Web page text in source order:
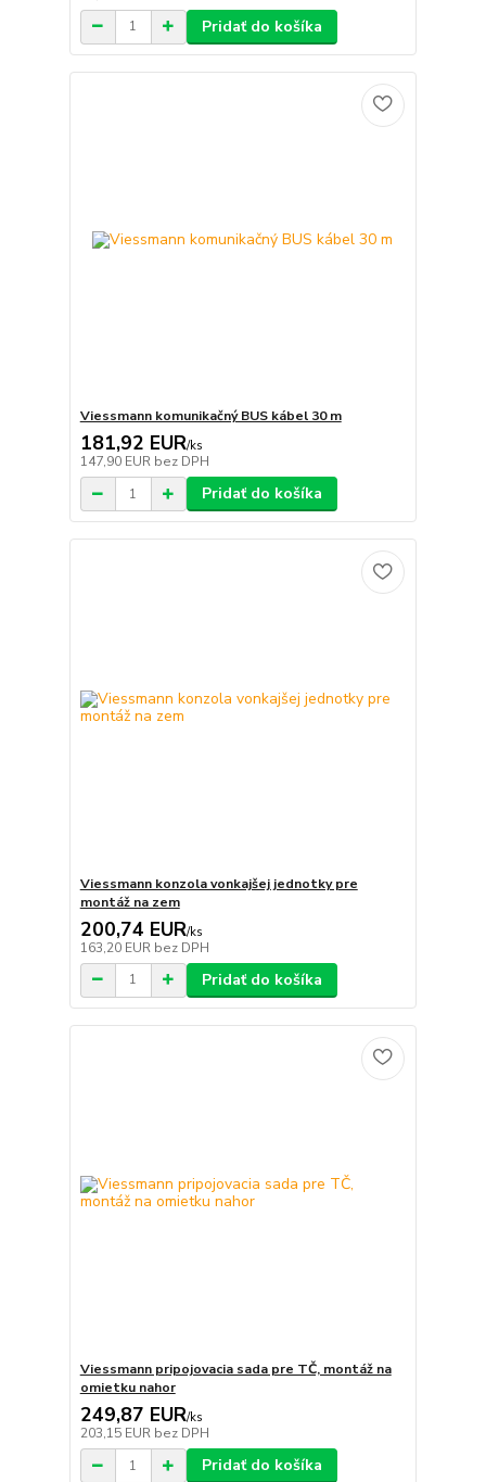
Pridať do košíka
Viessmann komunikačný BUS kábel 30 m
181,92 EUR/ks
147,90 EUR bez DPH
Pridať do košíka
Viessmann konzola vonkajšej jednotky pre
montáž na zem
200,74 EUR/ks
163,20 EUR bez DPH
Pridať do košíka
Viessmann pripojovacia sada pre TČ, montáž na
omietku nahor
249,87 EUR/ks
203,15 EUR bez DPH
Pridať do košíka